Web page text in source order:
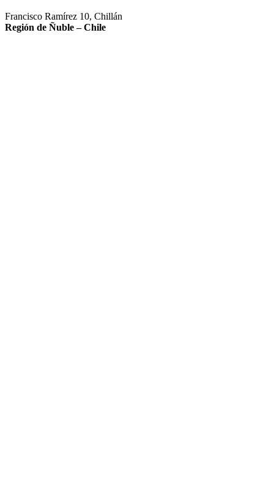
Francisco Ramírez 10, Chillán
Región de Ñuble – Chile